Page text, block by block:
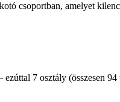
csoportban, amelyet
7 osztály (összesen 94